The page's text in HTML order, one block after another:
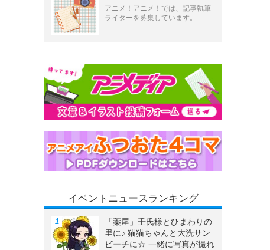
アニメ！アニメ！では、記事執筆
ライターを募集しています。
イベントニュースランキング
「薬屋」壬氏様とひまわりの
里に♪ 猫猫ちゃんと大洗サン
ビーチに☆ 一緒に写真が撮れ